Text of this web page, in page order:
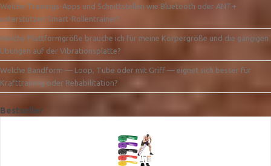
Welche Trainings-Apps und Schnittstellen wie Bluetooth oder ANT+
unterstützen Smart-Rollentrainer?
Welche Plattformgröße brauche ich für meine Körpergröße und die gängigen
Übungen auf der Vibrationsplatte?
Welche Bandform — Loop, Tube oder mit Griff — eignet sich besser für
Krafttraining oder Rehabilitation?
Bestseller